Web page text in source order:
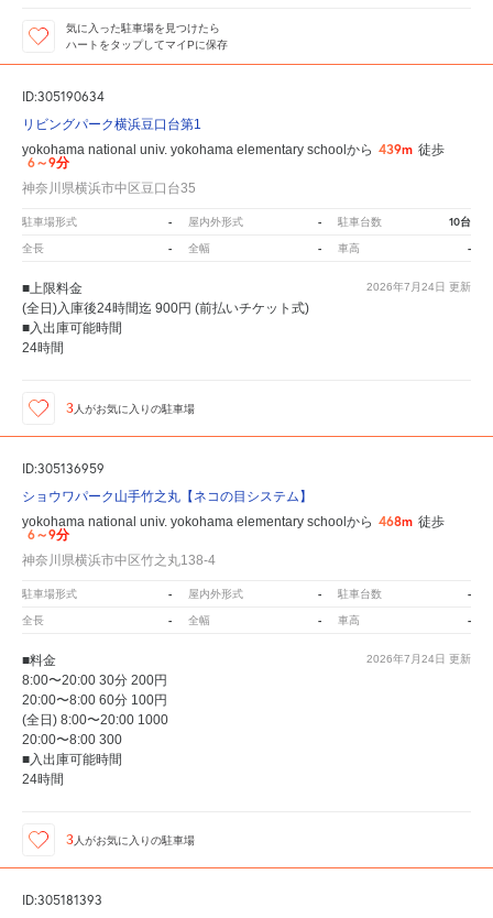
気に入った駐車場を見つけたら
ハートをタップしてマイPに保存
ID:305190634
リビングパーク横浜豆口台第1
yokohama national univ. yokohama elementary schoolから 439m 徒歩
6～9分
神奈川県横浜市中区豆口台35
駐車場形式 - 屋内外形式 - 駐車台数 10台
全長 - 全幅 - 車高 -
2026年7月24日 更新
■上限料金
(全日)入庫後24時間迄 900円 (前払いチケット式)
■入出庫可能時間
24時間
3 人がお気に入りの駐車場
ID:305136959
ショウワパーク山手竹之丸【ネコの目システム】
yokohama national univ. yokohama elementary schoolから 468m 徒歩
6～9分
神奈川県横浜市中区竹之丸138-4
駐車場形式 - 屋内外形式 - 駐車台数 -
全長 - 全幅 - 車高 -
2026年7月24日 更新
■料金
8:00〜20:00 30分 200円
20:00〜8:00 60分 100円
(全日) 8:00〜20:00 1000
20:00〜8:00 300
■入出庫可能時間
24時間
3 人がお気に入りの駐車場
ID:305181393